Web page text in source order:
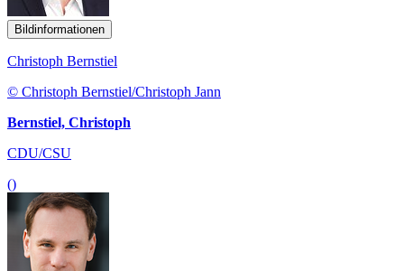
Bildinformationen
Christoph Bernstiel
© Christoph Bernstiel/Christoph Jann
Bernstiel, Christoph
CDU/CSU
()